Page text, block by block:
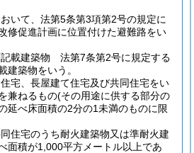
いて、法第5条第3項第2号の規定に
修促進計画に位置付けた避難路をい
載建築物 法第7条第2号に規定する
建築物をいう。
宅、長屋建て住宅及び共同住宅をい
兼ねるもの(その用途に供する部分の
延べ床面積の2分の1未満のものに限
住宅のうち耐火建築物又は準耐火建
面積が1,000平方メートル以上であ